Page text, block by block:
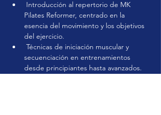
Pilates Reformer, centrado en la
esencia del movimiento y los objetivos
del ejercicio.
secuenciación en entrenamientos
desde principiantes hasta avanzados.